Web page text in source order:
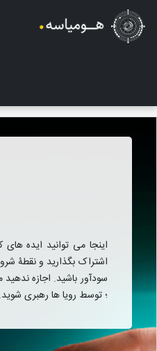
مسابقات
اینجا می توانید ایده های
اشتراک بگذارید و نقطۀ
سودآور باشید. اجازه
؛ توسط رویا ها رهبری شوید.